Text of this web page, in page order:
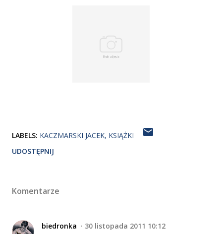
LABELS: KACZMARSKI JACEK KSIĄŻKI
UDOSTĘPNIJ
Komentarze
biedronka
30 listopada 2011 10:12